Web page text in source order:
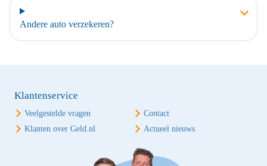
Andere auto verzekeren?
Klantenservice
Veelgestelde vragen
Contact
Klanten over Geld.nl
Actueel nieuws